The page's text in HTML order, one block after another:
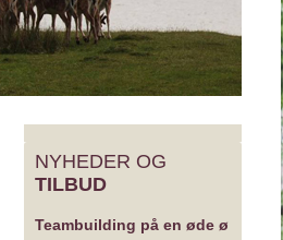
NYHEDER OG
TILBUD
Teambuilding på en øde ø